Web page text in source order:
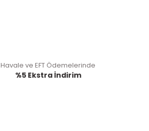
Havale ve EFT Ödemelerinde
%5 Ekstra İndirim